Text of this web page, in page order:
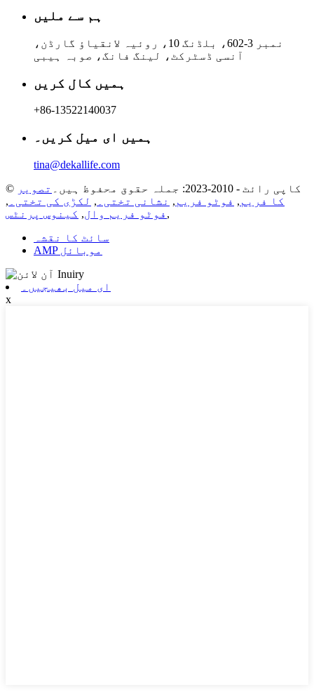
ہم سے ملیں
نمبر 3-602، بلڈنگ 10، روئیہ لانقیاؤ گارڈن،
آنسی ڈسٹرکٹ، لینگ فانگ، صوبہ ہیبی
ہمیں کال کریں
+86-13522140037
ہمیں ای میل کریں۔
tina@dekallife.com
© کاپی رائٹ - 2010-2023: جملہ حقوق محفوظ ہیں۔
تصویر
کا فریم , فوٹو فریم , نشانی تختی۔ , لکڑی کی تختی۔ ,
فوٹو فریم وال, کینوس پرنٹس
,
سائٹ کا نقشہ
AMP موبائل
ای میل بھیجیں۔
x